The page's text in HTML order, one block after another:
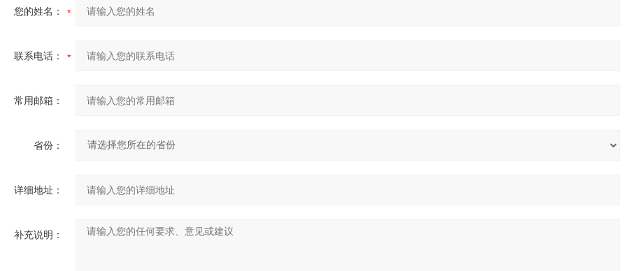
您的姓名：
联系电话：
常用邮箱：
省份：
详细地址：
补充说明：